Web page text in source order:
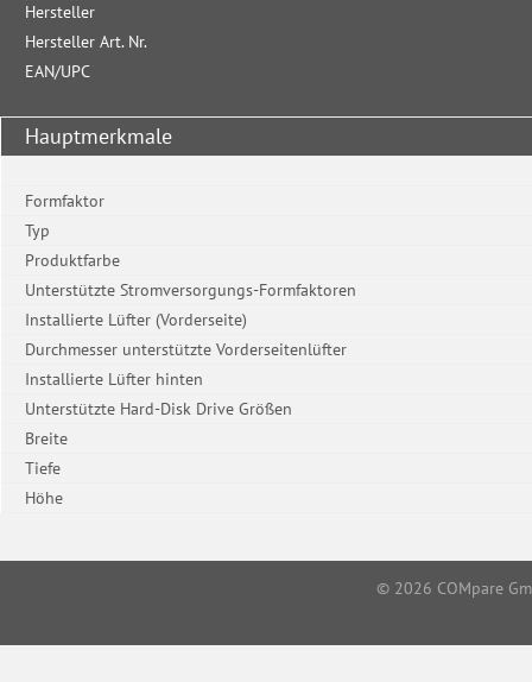
Hersteller
Hersteller Art. Nr.
EAN/UPC
Hauptmerkmale
Formfaktor
Typ
Produktfarbe
Unterstützte Stromversorgungs-Formfaktoren
Installierte Lüfter (Vorderseite)
Durchmesser unterstützte Vorderseitenlüfter
Installierte Lüfter hinten
Unterstützte Hard-Disk Drive Größen
Breite
Tiefe
Höhe
© 2026 COMpare